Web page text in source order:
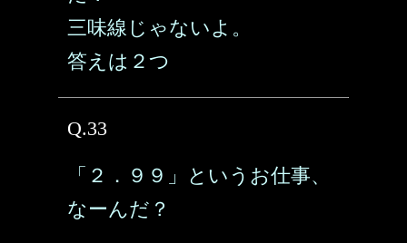
三味線じゃないよ。
答えは２つ
Q.33
「２．９９」というお仕事、
なーんだ？